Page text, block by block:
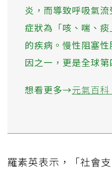
炎，而導致呼吸氣
症狀為「咳、喘、
的疾病。慢性阻塞
因之一，更是全球第
想看更多→元氣百
羅素英表示，「社會